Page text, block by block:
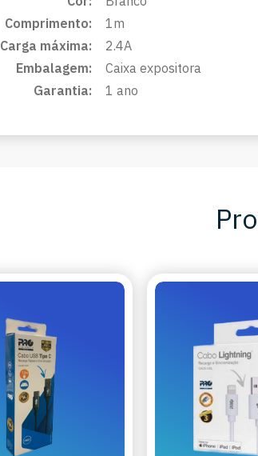
Comprimento:
Carga máxima:
Embalagem:
Garantia:
1m
2.4A
Caixa expositora
1 ano